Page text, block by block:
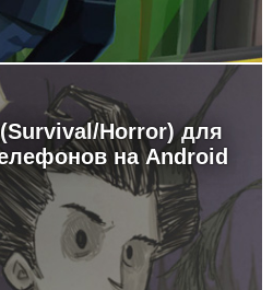
Horror) для
на Android